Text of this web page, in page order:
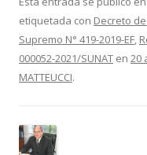
e
b
o
o
itt
er
m
p
ar
etiquetada con Decreto
Supremo N° 419-2019-EF,
000052-2021/SUNAT en 20
MATTEUCCI.